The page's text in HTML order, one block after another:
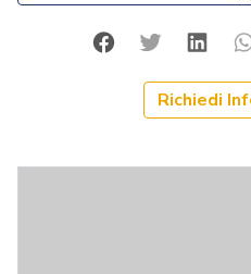
FacebookTwitter
Richiedi